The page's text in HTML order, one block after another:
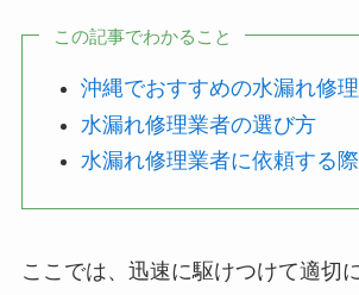
この記事でわかること
沖縄でおすすめの水漏れ修
水漏れ修理業者の選び方
水漏れ修理業者に依頼する
ここでは、迅速に駆けつけて適切